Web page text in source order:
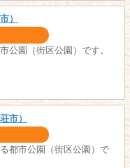
）
公園（街区公園）です。
市）
都市公園（街区公園）で